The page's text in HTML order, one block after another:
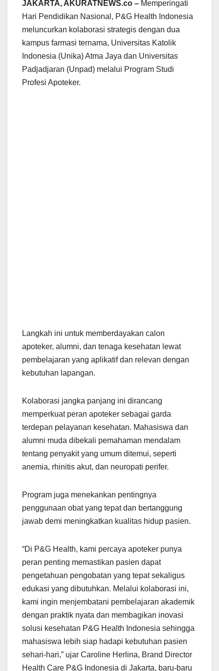
JAKARTA, AKURATNEWS.co – Memperingati
Hari Pendidikan Nasional, P&G Health Indonesia
meluncurkan kolaborasi strategis dengan dua
kampus farmasi ternama, Universitas Katolik
Indonesia (Unika) Atma Jaya dan Universitas
Padjadjaran (Unpad) melalui Program Studi
Profesi Apoteker.
Langkah ini untuk memberdayakan calon
apoteker, alumni, dan tenaga kesehatan lewat
pembelajaran yang aplikatif dan relevan dengan
kebutuhan lapangan.
Kolaborasi jangka panjang ini dirancang
memperkuat peran apoteker sebagai garda
terdepan pelayanan kesehatan. Mahasiswa dan
alumni muda dibekali pemahaman mendalam
tentang penyakit yang umum ditemui, seperti
anemia, rhinitis akut, dan neuropati perifer.
Program juga menekankan pentingnya
penggunaan obat yang tepat dan bertanggung
jawab demi meningkatkan kualitas hidup pasien.
“Di P&G Health, kami percaya apoteker punya
peran penting memastikan pasien dapat
pengetahuan pengobatan yang tepat sekaligus
edukasi yang dibutuhkan. Melalui kolaborasi ini,
kami ingin menjembatani pembelajaran akademik
dengan praktik nyata dan membagikan inovasi
solusi kesehatan P&G Health Indonesia sehingga
mahasiswa lebih siap hadapi kebutuhan pasien
sehari-hari,” ujar Caroline Herlina, Brand Director
Health Care P&G Indonesia di Jakarta, baru-baru